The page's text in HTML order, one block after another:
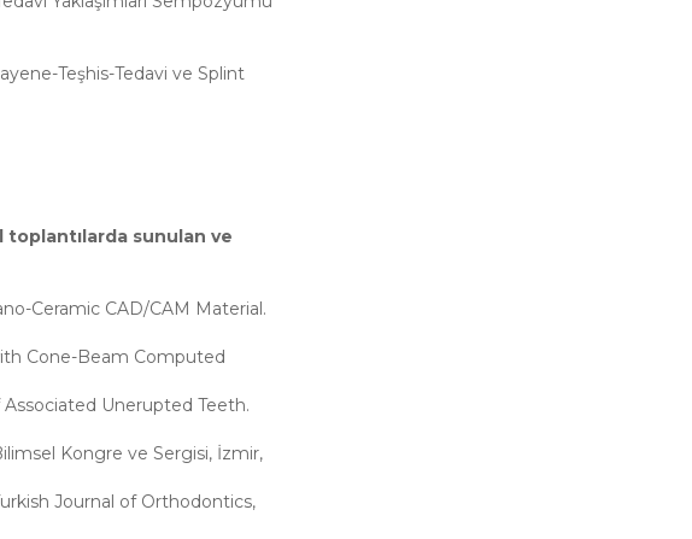
Teşhis-Tedavi ve Splint
toplantılarda sunulan ve
Ceramic CAD/CAM Material.
Cone-Beam Computed
Unerupted Teeth.
Kongre ve Sergisi, İzmir,
Journal of Orthodontics,